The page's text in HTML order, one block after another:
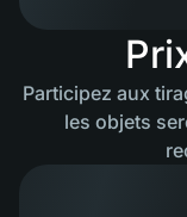
Participez aux
les objets